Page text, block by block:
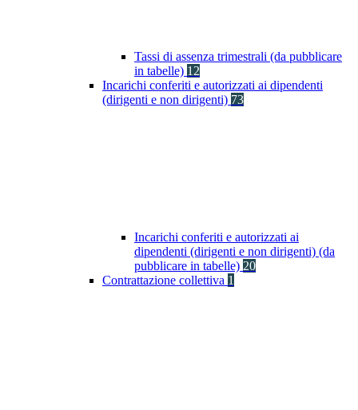
Tassi di assenza trimestrali (da pubblicare
in tabelle) 12
Incarichi conferiti e autorizzati ai dipendenti
(dirigenti e non dirigenti) 73
Incarichi conferiti e autorizzati ai
dipendenti (dirigenti e non dirigenti) (da
pubblicare in tabelle) 20
Contrattazione collettiva 1